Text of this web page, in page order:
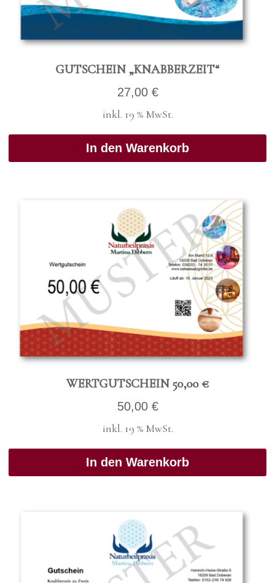
GUT­SCHEIN „KNAB­BER­ZEIT“
27,00 €
inkl. 19 % MwSt.
In den Warenkorb
WERT­GUT­SCHEIN 50,00 €
50,00 €
inkl. 19 % MwSt.
In den Warenkorb